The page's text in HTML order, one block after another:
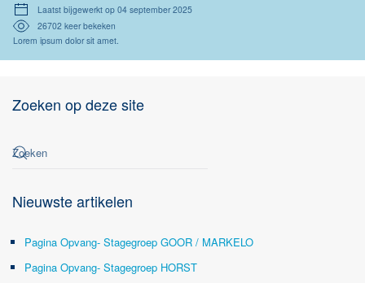
Laatst bijgewerkt op 04 september 2025
26702 keer bekeken
Lorem ipsum dolor sit amet.
Zoeken op deze site
Nieuwste artikelen
Pagina Opvang- Stagegroep GOOR / MARKELO
Pagina Opvang- Stagegroep HORST